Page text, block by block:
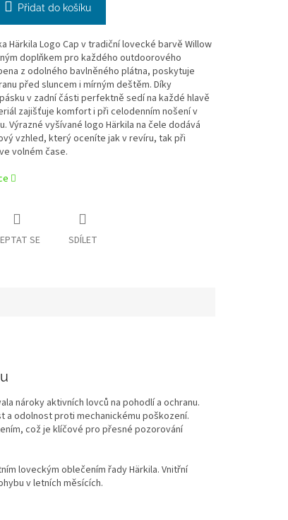
Přidat do košíku
Härkila Logo Cap v tradiční lovecké barvě Willow
doplňkem pro každého outdoorového
z odolného bavlněného plátna, poskytuje
před sluncem i mírným deštěm. Díky
v zadní části perfektně sedí na každé hlavě
zajišťuje komfort i při celodenním nošení v
Výrazné vyšívané logo Härkila na čele dodává
vzhled, který oceníte jak v revíru, tak při
volném čase.
SE SDÍLET
nároky aktivních lovců na pohodlí a ochranu.
a odolnost proti mechanickému poškození.
což je klíčové pro přesné pozorování
loveckým oblečením řady Härkila. Vnitřní
v letních měsících.